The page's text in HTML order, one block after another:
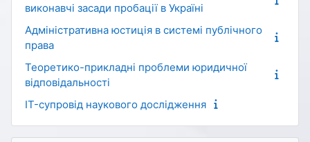
виконавчі засади пробації в Україні
Адміністративна юстиція в системі публічного
права
Теоретико-прикладні проблеми юридичної
відповідальності
IT-супровід наукового дослідження